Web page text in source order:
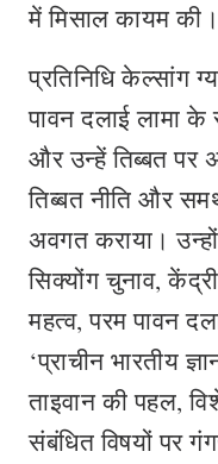
में मिसाल कायम की।
प्रतिनिधि केल्सांग
पावन दलाई लामा के
और उन्हें तिब्बत पर
तिब्बत नीति और
अवगत कराया।
सिक्योंग चुनाव,
महत्व, परम पावन
‘प्राचीन भारतीय
ताइवान की पहल,
संबंधित विषयों पर